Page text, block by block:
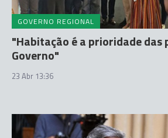
GOVERNO REGIONAL
"Habitação é a prioridade das
Governo"
23 Abr 13:36